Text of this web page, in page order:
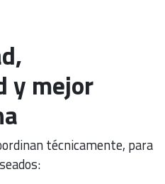
y mejor
técnicamente, para